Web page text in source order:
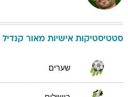
סטטיסטיקות אישיות מאור קנדיל
שערים